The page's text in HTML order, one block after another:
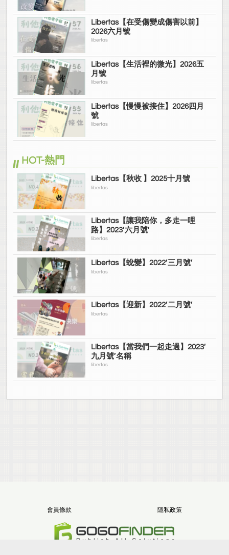
Libertas【在受傷變成傷害以前】
2026六月號
libertas
Libertas【生活裡的微光】2026五
月號
libertas
Libertas【慢慢被接住】2026四月
號
libertas
HOT-熱門
Libertas【秋收 】2025十月號
libertas
Libertas【讓我陪你，多走一哩
路】2023′六月號′
libertas
Libertas【蛻變】2022′三月號′
libertas
Libertas【迎新】2022′二月號′
libertas
Libertas【當我們一起走過】2023′
九月號′名稱
libertas
會員條款 隱私政策